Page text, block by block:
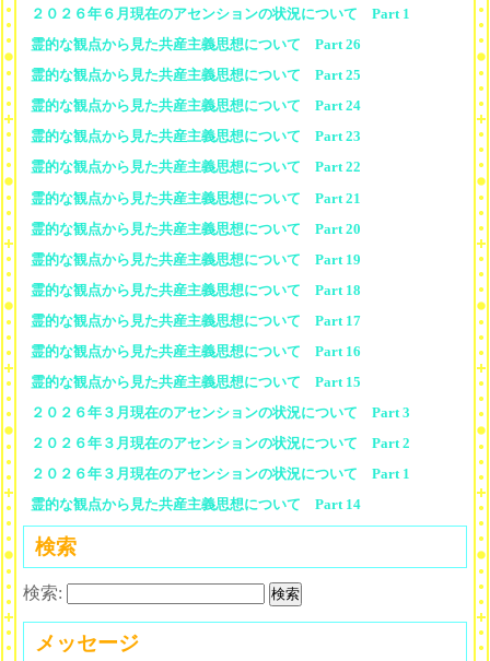
２０２６年６月現在のアセンションの状況について Part 1
霊的な観点から見た共産主義思想について Part 26
霊的な観点から見た共産主義思想について Part 25
霊的な観点から見た共産主義思想について Part 24
霊的な観点から見た共産主義思想について Part 23
霊的な観点から見た共産主義思想について Part 22
霊的な観点から見た共産主義思想について Part 21
霊的な観点から見た共産主義思想について Part 20
霊的な観点から見た共産主義思想について Part 19
霊的な観点から見た共産主義思想について Part 18
霊的な観点から見た共産主義思想について Part 17
霊的な観点から見た共産主義思想について Part 16
霊的な観点から見た共産主義思想について Part 15
２０２６年３月現在のアセンションの状況について Part 3
２０２６年３月現在のアセンションの状況について Part 2
２０２６年３月現在のアセンションの状況について Part 1
霊的な観点から見た共産主義思想について Part 14
検索
検索:
メッセージ